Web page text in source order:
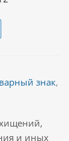
знак,
и иных